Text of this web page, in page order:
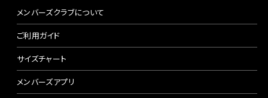
メンバーズクラブについて
ご利用ガイド
サイズチャート
メンバーズアプリ